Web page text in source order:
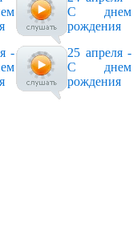
С днем
рождения
-
25 апреля -
С днем
рождения